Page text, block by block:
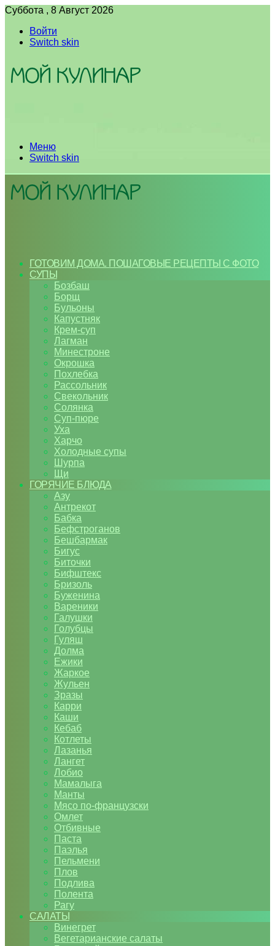
Суббота , 8 Август 2026
Войти
Switch skin
Меню
Switch skin
ГОТОВИМ ДОМА. ПОШАГОВЫЕ РЕЦЕПТЫ С ФОТО
СУПЫ
Бозбаш
Борщ
Бульоны
Капустняк
Крем-суп
Лагман
Минестроне
Окрошка
Похлебка
Рассольник
Свекольник
Солянка
Суп-пюре
Уха
Харчо
Холодные супы
Шурпа
Щи
ГОРЯЧИЕ БЛЮДА
Азу
Антрекот
Бабка
Бефстроганов
Бешбармак
Бигус
Биточки
Бифштекс
Бризоль
Буженина
Вареники
Галушки
Голубцы
Гуляш
Долма
Ежики
Жаркое
Жульен
Зразы
Карри
Каши
Кебаб
Котлеты
Лазанья
Лангет
Лобио
Мамалыга
Манты
Мясо по-французски
Омлет
Отбивные
Паста
Паэлья
Пельмени
Плов
Подлива
Полента
Рагу
САЛАТЫ
Винегрет
Вегетарианские салаты